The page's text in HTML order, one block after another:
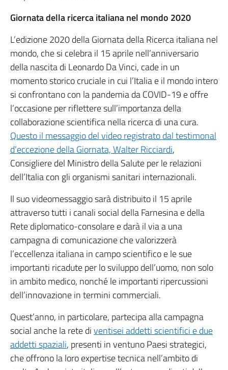
Giornata della ricerca italiana nel mondo 2020
L’edizione 2020 della Giornata della Ricerca italiana nel
mondo, che si celebra il 15 aprile nell’anniversario
della nascita di Leonardo Da Vinci, cade in un
momento storico cruciale in cui l’Italia e il mondo intero
si confrontano con la pandemia da COVID-19 e offre
l’occasione per riflettere sull’importanza della
collaborazione scientifica nella ricerca di una cura.
Questo il messaggio del video registrato dal testimonal
d’eccezione della Giornata, Walter Ricciardi,
Consigliere del Ministro della Salute per le relazioni
dell’Italia con gli organismi sanitari internazionali.
Il suo videomessaggio sarà distribuito il 15 aprile
attraverso tutti i canali social della Farnesina e della
Rete diplomatico-consolare e darà il via a una
campagna di comunicazione che valorizzerà
l’eccellenza italiana in campo scientifico e le sue
importanti ricadute per lo sviluppo dell’uomo, non solo
in ambito medico, nonché le importanti ripercussioni
dell’innovazione in termini commerciali.
Quest’anno, in particolare, partecipa alla campagna
social anche la rete diventisei addetti scientifici e due
addetti spaziali, presenti in ventuno Paesi strategici,
che offrono la loro expertise tecnica nell’ambito di